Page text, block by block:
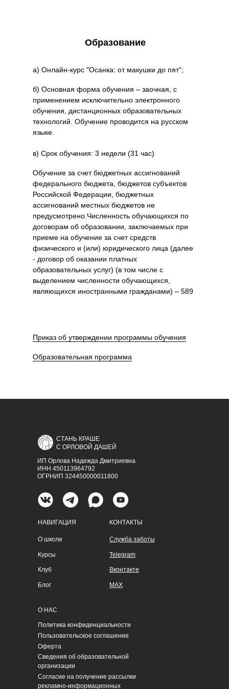
Образование
а) Онлайн-курс "Осанка: от макушки до пят";
б) Основная форма обучения – заочная, с
применением исключительно электронного
обучения, дистанционных образовательных
технологий. Обучение проводится на русском
языке.
в) Срок обучения: 3 недели (31 час)
Обучение за счет бюджетных ассигнований
федерального бюджета, бюджетов субъектов
Российской Федерации, бюджетных
ассигнований местных бюджетов не
предусмотрено.Численность обучающихся по
договорам об образовании, заключаемых при
приеме на обучение за счет средств
физического и (или) юридического лица (далее
- договор об оказании платных
образовательных услуг) (в том числе с
выделением численности обучающихся,
являющихся иностранными гражданами) – 589
Приказ об утверждении программы обучения
Образовательная программа
СТАНЬ КРАШЕ
С ОРЛОВОЙ ДАШЕЙ
НАВИГАЦИЯ
О школе
Курсы
Клуб
Блог
КОНТАКТЫ
Служба заботы
Telegram
MAX
Вконтакте
О НАС
Политика конфиденциальности
Пользовательское соглашение
Оферта
ИП Орлова Надежда Дмитриевна
ИНН 450113964792
ОГРНИП 324450000011800
Согласие на получение рассылки
рекламно-информационных
Сведения об образовательной
организации